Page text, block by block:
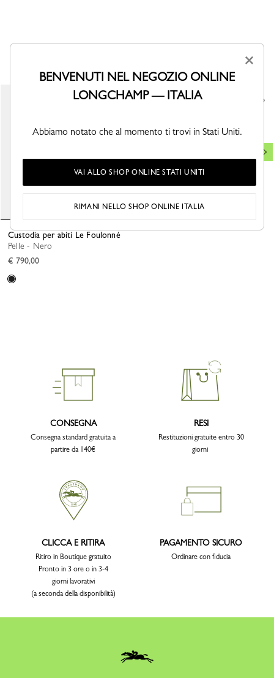
Custodia per abiti Le Foulonné
Pelle - Nero
€ 790,00
Etichetta per bagaglio Boxford
CONSEGNA
Consegna standard gratuita a
partire da 140€
RESI
Restituzioni gratuite entro 30
giorni
CLICCA E RITIRA
Ritiro in Boutique gratuito
Pronto in 3 ore o in 3-4
giorni lavorativi
(a seconda della disponibilità)
PAGAMENTO SICURO
Ordinare con fiducia
×
BENVENUTI NEL NEGOZIO ONLINE
LONGCHAMP — ITALIA
Abbiamo notato che al momento ti trovi in Stati Uniti.
VAI ALLO SHOP ONLINE STATI UNITI
RIMANI NELLO SHOP ONLINE ITALIA